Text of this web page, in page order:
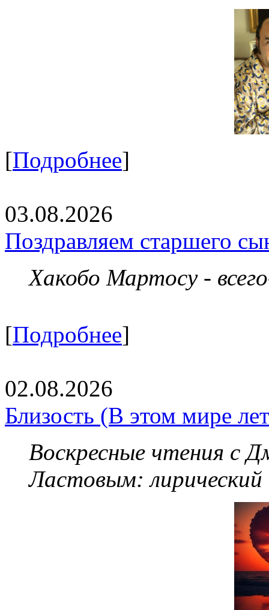
[Подробнее]
03.08.2026
Поздравляем старшего
Хакобо Мартосу -
[Подробнее]
02.08.2026
Близость (В этом мире
Воскресные чтения с
Ластовым: